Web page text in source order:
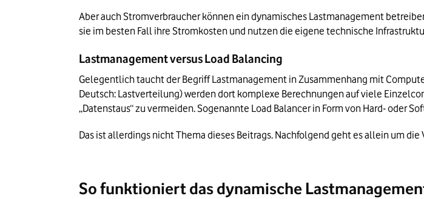
Aber auch Stromverbraucher können ein dynamisches Lastmanagement
sie im besten Fall ihre Stromkosten und nutzen die eigene technische
Lastmanagement versus Load Balancing
Gelegentlich taucht der Begriff Lastmanagement in Zusammenhang mit
Deutsch: Lastverteilung) werden dort komplexe Berechnungen auf viele
„Datenstaus“ zu vermeiden. Sogenannte Load Balancer in Form von Hard- oder
Das ist allerdings nicht Thema dieses Beitrags. Nachfolgend geht es allein um
So funktioniert das dynamische